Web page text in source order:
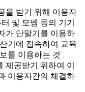
을 받기 위해 이용자
및 모뎀 등의 기기
가 단말기를 이용하
기에 접속하여 교육
를 이용하는 것
공받기 위하여 이
이용자간의 체결하